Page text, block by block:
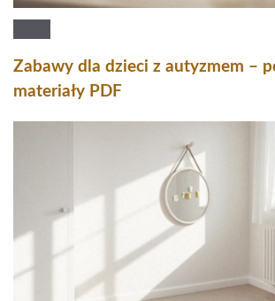
Zabawy dla dzieci z autyzmem –
materiały PDF